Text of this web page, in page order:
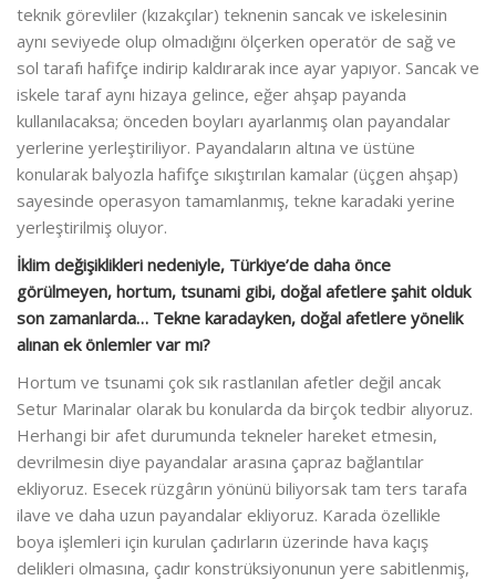
teknik görevliler (kızakçılar) teknenin sancak ve iskelesinin
aynı seviyede olup olmadığını ölçerken operatör de sağ ve
sol tarafı hafifçe indirip kaldırarak ince ayar yapıyor. Sancak ve
iskele taraf aynı hizaya gelince, eğer ahşap payanda
kullanılacaksa; önceden boyları ayarlanmış olan payandalar
yerlerine yerleştiriliyor. Payandaların altına ve üstüne
konularak balyozla hafifçe sıkıştırılan kamalar (üçgen ahşap)
sayesinde operasyon tamamlanmış, tekne karadaki yerine
yerleştirilmiş oluyor.
İklim değişiklikleri nedeniyle, Türkiye’de daha önce
görülmeyen, hortum, tsunami gibi, doğal afetlere şahit olduk
son zamanlarda… Tekne karadayken, doğal afetlere yönelik
alınan ek önlemler var mı?
Hortum ve tsunami çok sık rastlanılan afetler değil ancak
Setur Marinalar olarak bu konularda da birçok tedbir alıyoruz.
Herhangi bir afet durumunda tekneler hareket etmesin,
devrilmesin diye payandalar arasına çapraz bağlantılar
ekliyoruz. Esecek rüzgârın yönünü biliyorsak tam ters tarafa
ilave ve daha uzun payandalar ekliyoruz. Karada özellikle
boya işlemleri için kurulan çadırların üzerinde hava kaçış
delikleri olmasına, çadır konstrüksiyonunun yere sabitlenmiş,